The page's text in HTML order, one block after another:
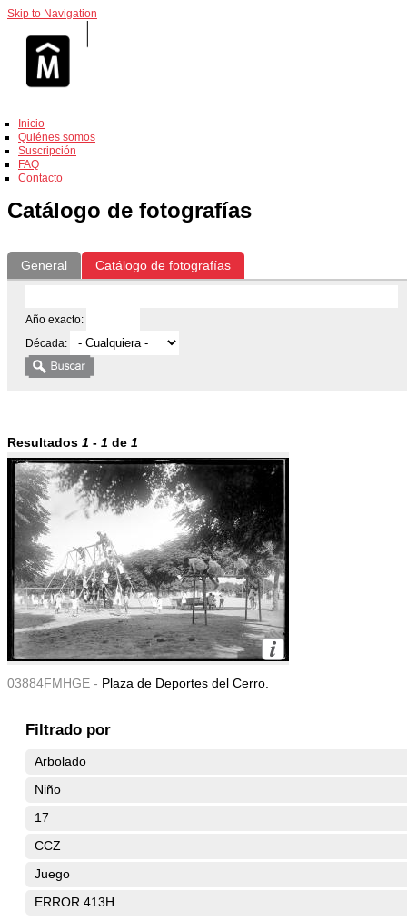
Skip to Navigation
Inicio
Quiénes somos
Suscripción
FAQ
Contacto
Catálogo de fotografías
General Catálogo de fotografías
Año exacto:
Década:
Resultados 1 - 1 de 1
03884FMHGE - Plaza de Deportes del Cerro.
Filtrado por
Arbolado
Niño
17
CCZ
Juego
ERROR 413H